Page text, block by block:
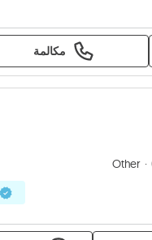
مكالمة
Other